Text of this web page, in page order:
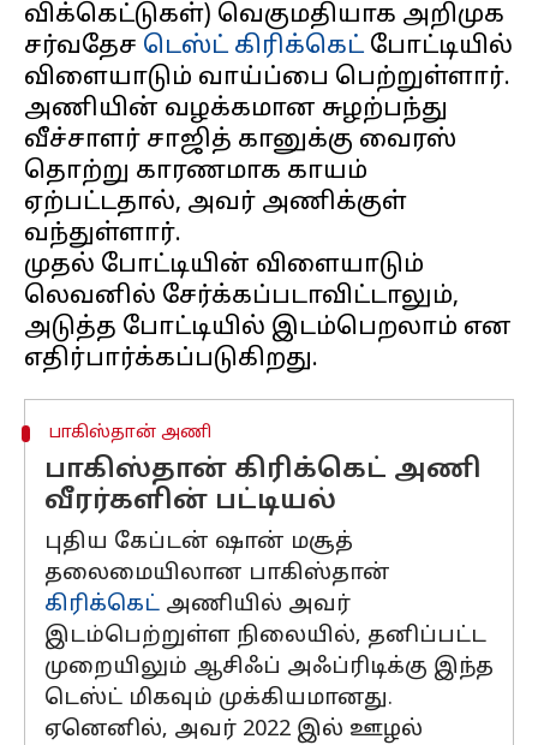
விக்கெட்டுகள்) வெகுமதியாக அறிமுக
சர்வதேச டெஸ்ட் கிரிக்கெட் போட்டியில்
விளையாடும் வாய்ப்பை பெற்றுள்ளார்.
அணியின் வழக்கமான சுழற்பந்து
வீச்சாளர் சாஜித் கானுக்கு வைரஸ்
தொற்று காரணமாக காயம்
ஏற்பட்டதால், அவர் அணிக்குள்
வந்துள்ளார்.
முதல் போட்டியின் விளையாடும்
லெவனில் சேர்க்கப்படாவிட்டாலும்,
அடுத்த போட்டியில் இடம்பெறலாம் என
பாகிஸ்தான் அணி
பாகிஸ்தான் கிரிக்கெட் அணி
வீரர்களின் பட்டியல்
புதிய கேப்டன் ஷான் மசூத்
தலைமையிலான பாகிஸ்தான்
கிரிக்கெட் அணியில் அவர்
இடம்பெற்றுள்ள நிலையில், தனிப்பட்ட
முறையிலும் ஆசிஃப் அஃப்ரிடிக்கு இந்த
டெஸ்ட் மிகவும் முக்கியமானது.
ஏனெனில், அவர் 2022 இல் ஊழல்